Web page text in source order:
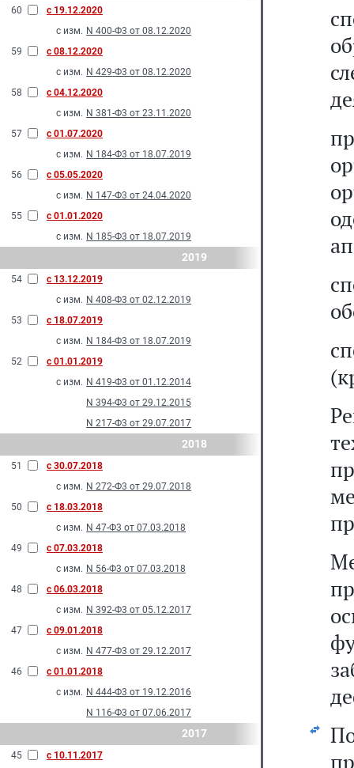
60
с 19.12.2020
с изм. N 400-Ф3 от 08.12.2020
59
с 08.12.2020
с изм. N 429-Ф3 от 08.12.2020
58
с 04.12.2020
с изм. N 381-Ф3 от 23.11.2020
57
с 01.07.2020
с изм. N 184-Ф3 от 18.07.2019
56
с 05.05.2020
с изм. N 147-Ф3 от 24.04.2020
55
с 01.01.2020
с изм. N 185-Ф3 от 18.07.2019
2019
54
с 13.12.2019
с изм. N 408-Ф3 от 02.12.2019
53
с 18.07.2019
с изм. N 184-Ф3 от 18.07.2019
52
с 01.01.2019
с изм. N 419-Ф3 от 01.12.2014
N 394-Ф3 от 29.12.2015
N 217-Ф3 от 29.07.2017
2018
51
с 30.07.2018
с изм. N 272-Ф3 от 29.07.2018
50
с 18.03.2018
с изм. N 47-Ф3 от 07.03.2018
49
с 07.03.2018
с изм. N 56-Ф3 от 07.03.2018
48
с 06.03.2018
с изм. N 392-Ф3 от 05.12.2017
47
с 09.01.2018
с изм. N 477-Ф3 от 29.12.2017
46
с 01.01.2018
с изм. N 444-Ф3 от 19.12.2016
N 116-Ф3 от 07.06.2017
2017
45 с 10.11.2017